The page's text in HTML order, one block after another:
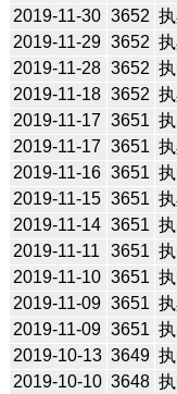
2019-11-30 3652
2019-11-29 3652
2019-11-28 3652
2019-11-18 3652
2019-11-17 3651
2019-11-17 3651
2019-11-16 3651
2019-11-15 3651
2019-11-14 3651
2019-11-11
3651
2019-11-10 3651
2019-11-09 3651
2019-11-09 3651
2019-10-13 3649
2019-10-10 3648